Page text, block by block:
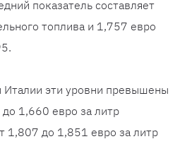
показатель составляет
топлива и 1,757 евро
Италии эти уровни превышены
1,660 евро за литр
1,807 до 1,851 евро за литр